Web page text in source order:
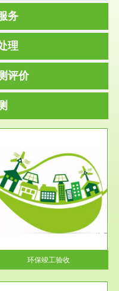
务
理
评价
环保竣工验收